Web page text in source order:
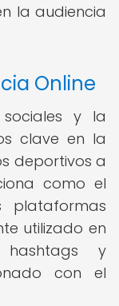
la audiencia
Online
y la
clave en la
deportivos a
como el
plataformas
utilizado en
hashtags y
con el